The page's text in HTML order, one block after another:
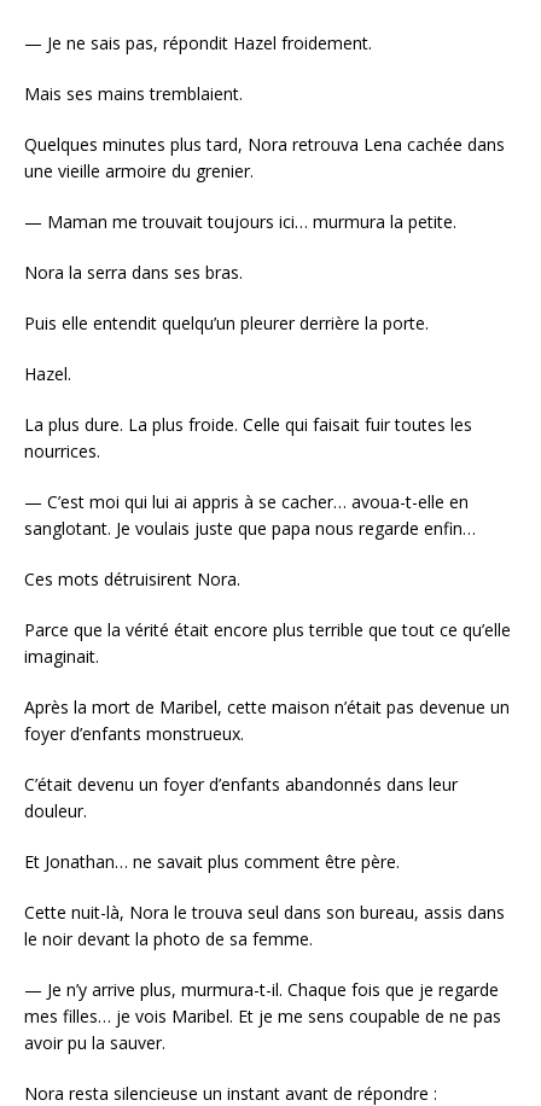
— Je ne sais pas, répondit Hazel froidement.
Mais ses mains tremblaient.
Quelques minutes plus tard, Nora retrouva Lena cachée dans
une vieille armoire du grenier.
— Maman me trouvait toujours ici… murmura la petite.
Nora la serra dans ses bras.
Puis elle entendit quelqu’un pleurer derrière la porte.
Hazel.
La plus dure. La plus froide. Celle qui faisait fuir toutes les
nourrices.
— C’est moi qui lui ai appris à se cacher… avoua-t-elle en
sanglotant. Je voulais juste que papa nous regarde enfin…
Ces mots détruisirent Nora.
Parce que la vérité était encore plus terrible que tout ce qu’elle
imaginait.
Après la mort de Maribel, cette maison n’était pas devenue un
foyer d’enfants monstrueux.
C’était devenu un foyer d’enfants abandonnés dans leur
douleur.
Et Jonathan… ne savait plus comment être père.
Cette nuit-là, Nora le trouva seul dans son bureau, assis dans
le noir devant la photo de sa femme.
— Je n’y arrive plus, murmura-t-il. Chaque fois que je regarde
mes filles… je vois Maribel. Et je me sens coupable de ne pas
avoir pu la sauver.
Nora resta silencieuse un instant avant de répondre :